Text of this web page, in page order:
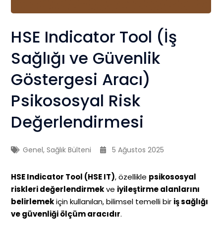
HSE Indicator Tool (İş
Sağlığı ve Güvenlik
Göstergesi Aracı)
Psikososyal Risk
Değerlendirmesi
Genel,Sağlık Bülteni 5 Ağustos 2025
HSE Indicator Tool (HSE IT), özellikle psikososyal
riskleri değerlendirmekve iyileştirme alanlarını
belirlemekiçin kullanılan, bilimsel temelli bir iş sağlığı
ve güvenliği ölçüm aracıdır.